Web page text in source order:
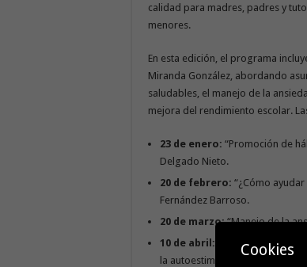
calidad para madres, padres y
menores.
En esta edición, el programa
Miranda González, abordando
saludables, el manejo de la
mejora del rendimiento escolar.
23 de enero: “Promoción de
Delgado Nieto.
20 de febrero: “¿Cómo
Fernández Barroso.
20 de marzo:“Manejo de la
10 de abril: “Prevención de la
la autoestima”, con Faina
Cookies